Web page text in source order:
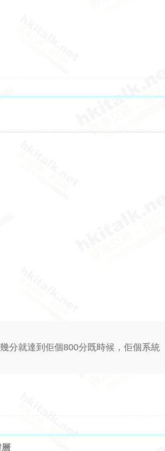
分就達到佢個800分既時候，佢個系統